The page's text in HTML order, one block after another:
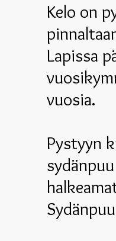
Kelo on
Lapissa
vuosia.
Pystyyn